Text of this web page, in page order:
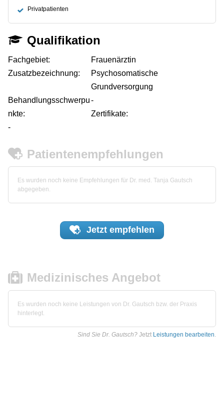
Privatpatienten
Qualifikation
Fachgebiet:
Frauenärztin
Zusatzbezeichnung:
Psychosomatische
Grundversorgung
Behandlungsschwerpu
nkte:
-
Zertifikate:
-
Patientenempfehlungen
Es wurden noch keine Empfehlungen für Dr. med. Tanja Gautsch
abgegeben.
Jetzt empfehlen
Medizinisches Angebot
Es wurden noch keine Leistungen von Dr. Gautsch bzw. der Praxis
hinterlegt.
Sind Sie Dr. Gautsch? Jetzt Leistungen bearbeiten.